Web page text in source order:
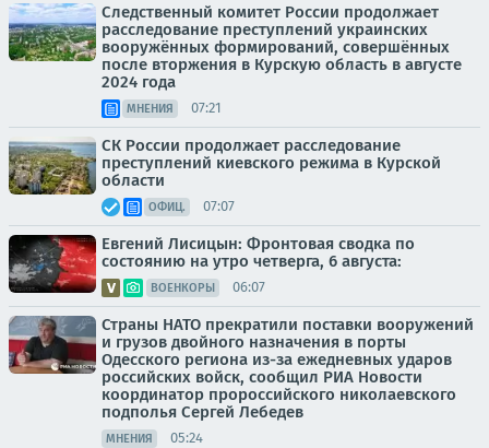
Следственный комитет России продолжает
расследование преступлений украинских
вооружённых формирований, совершённых
после вторжения в Курскую область в августе
2024 года
МНЕНИЯ 07:21
СК России продолжает расследование
преступлений киевского режима в Курской
области
ОФИЦ. 07:07
Евгений Лисицын: Фронтовая сводка по
состоянию на утро четверга, 6 августа:
ВОЕНКОРЫ 06:07
Страны НАТО прекратили поставки вооружений
и грузов двойного назначения в порты
Одесского региона из-за ежедневных ударов
российских войск, сообщил РИА Новости
координатор пророссийского николаевского
подполья Сергей Лебедев
МНЕНИЯ 05:24